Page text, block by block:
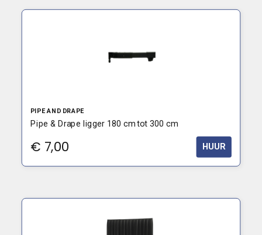
PIPE AND DRAPE
Pipe & Drape ligger 180 cm tot 300 cm
€ 7,00 HUUR